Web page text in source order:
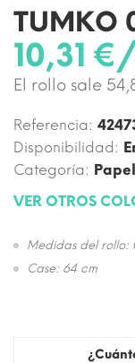
TUMKO
10,31
El rollo sale
Referencia:
Disponibilidad:
Categoría:
VER OTROS
Medidas del rollo:
Case: 64 cm